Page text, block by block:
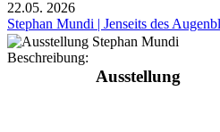
22.05. 2026
Stephan Mundi | Jenseits des
Beschreibung:
Ausstellung